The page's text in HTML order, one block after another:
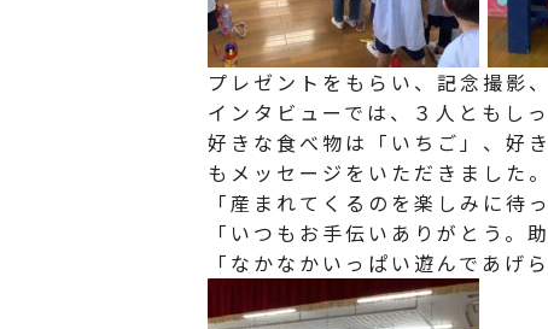
プレゼントをもらい、記念撮影
インタビューでは、３人ともし
好きな食べ物は「いちご」、好
もメッセージをいただきました。
「産まれてくるのを楽しみに待
「いつもお手伝いありがとう。
「なかなかいっぱい遊んであげ